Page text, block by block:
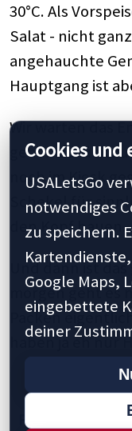
30°C. Als
Salat - nicht
angehauchte
Hauptgang ist
Wir warten das
gehen zurück
noch im Kiosk
Schekel für
den Kopf hauen.
Und dann ist
morgen geht es
Packen
haben ja eh nur
Previous 5
Cookies und
USALetsGo
notwendiges
zu speichern.
Google Maps,
eingebettete
deiner